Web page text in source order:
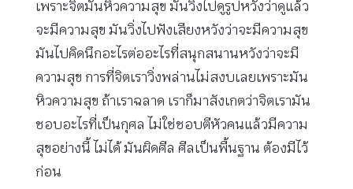
เพราะจิตมันหิวความสุข มันวิ่งไปดูรูปหวังว่าดูแล้ว
จะมีความสุข มันวิ่งไปฟังเสียงหวังว่าจะมีความสุข
มันไปคิดนึกอะไรต่ออะไรที่สนุกสนานหวังว่าจะมี
ความสุข การที่จิตเราวิ่งพล่านไม่สงบเลยเพราะมัน
หิวความสุข ถ้าเราฉลาด เราก็มาสังเกตว่าจิตเรามัน
ชอบอะไรที่เป็นกุศล ไม่ใช่ชอบตีหัวคนแล้วมีความ
สุขอย่างนี้ ไม่ได้ มันผิดศีล ศีลเป็นพื้นฐาน ต้องมีไว้
ก่อน